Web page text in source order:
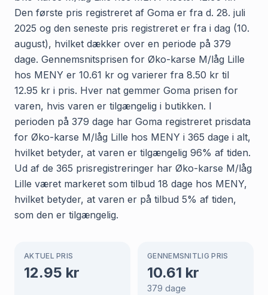
Den første pris registreret af Goma er fra d. 28. juli
2025 og den seneste pris registreret er fra i dag (10.
august), hvilket dækker over en periode på 379
dage. Gennemsnitsprisen for Øko-karse M/låg Lille
hos MENY er 10.61 kr og varierer fra 8.50 kr til
12.95 kr i pris. Hver nat gemmer Goma prisen for
varen, hvis varen er tilgængelig i butikken. I
perioden på 379 dage har Goma registreret prisdata
for Øko-karse M/låg Lille hos MENY i 365 dage i alt,
hvilket betyder, at varen er tilgængelig 96% af tiden.
Ud af de 365 prisregistreringer har Øko-karse M/låg
Lille været markeret som tilbud 18 dage hos MENY,
hvilket betyder, at varen er på tilbud 5% af tiden,
som den er tilgængelig.
AKTUEL PRIS
12.95 kr
GENNEMSNITLIG PRIS
10.61 kr
379 dage